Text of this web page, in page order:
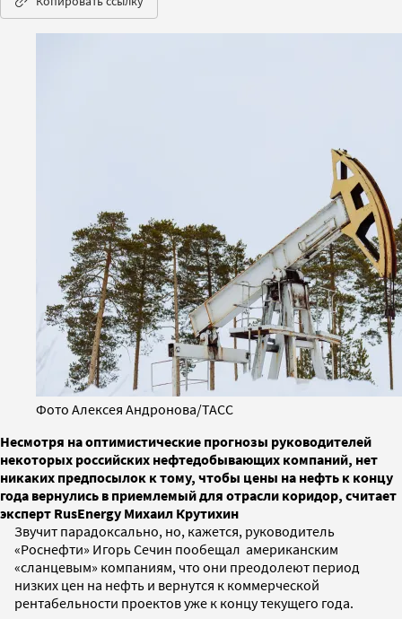
Фото Алексея Андронова/ТАСС
Несмотря на оптимистические прогнозы руководителей
некоторых российских нефтедобывающих компаний, нет
никаких предпосылок к тому, чтобы цены на нефть к концу
года вернулись в приемлемый для отрасли коридор, считает
эксперт RusEnergy Михаил Крутихин
Звучит парадоксально, но, кажется, руководитель
«Роснефти» Игорь Сечин пообещал американским
«сланцевым» компаниям, что они преодолеют период
низких цен на нефть и вернутся к коммерческой
рентабельности проектов уже к концу текущего года.